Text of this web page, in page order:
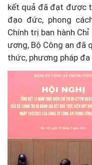
kết quả đã đạt được
đạo đức, phong
Chính trị ban hành
ương, Bộ Công an đã
thức, phương pháp đa